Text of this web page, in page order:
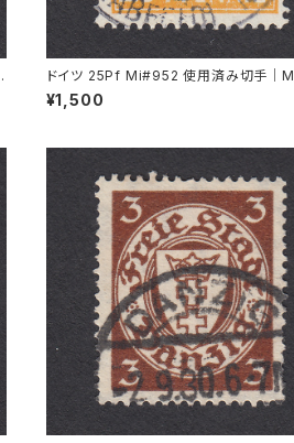
ドイツ 25Pf Mi#952 使用済み切手｜
RSHAUSEN 14.2.1948
¥1,500